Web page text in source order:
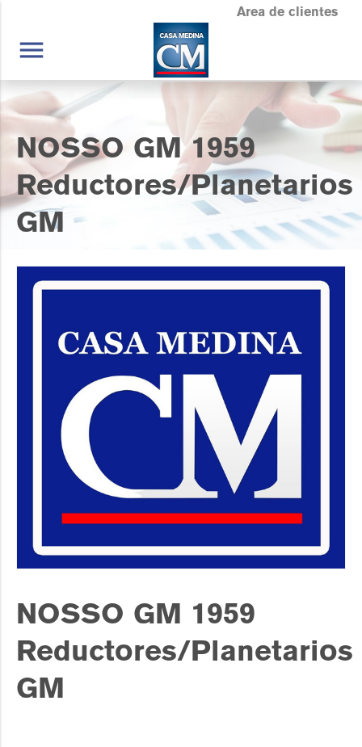
Area de clientes
menu
NOSSO GM 1959
Reductores/Planetarios
GM
NOSSO GM 1959
Reductores/Planetarios
GM